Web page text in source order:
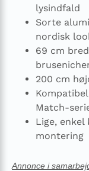
lysindfald
Sorte
nordisk
69 cm
200 cm
Match-
Lige,
montering
Annonce i